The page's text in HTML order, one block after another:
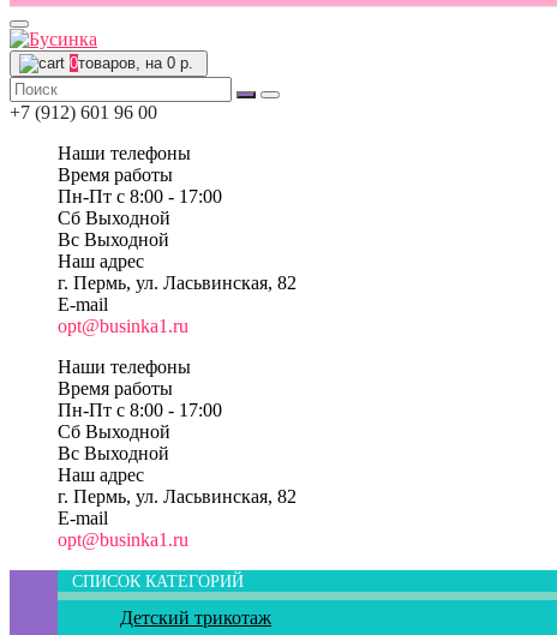
0товаров, на 0 р.
+7 (912) 601 96 00
Наши телефоны
Время работы
Пн-Пт c 8:00 - 17:00
Сб Выходной
Вс Выходной
Наш адрес
г. Пермь, ул. Ласьвинская, 82
E-mail
opt@businka1.ru
Наши телефоны
Время работы
Пн-Пт c 8:00 - 17:00
Сб Выходной
Вс Выходной
Наш адрес
г. Пермь, ул. Ласьвинская, 82
E-mail
opt@businka1.ru
СПИСОК КАТЕГОРИЙ
Детский трикотаж